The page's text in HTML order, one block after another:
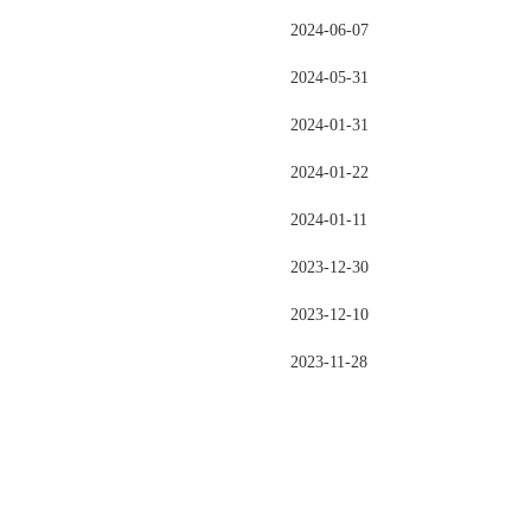
2024-06-07
2024-05-31
2024-01-31
2024-01-22
2024-01-11
2023-12-30
2023-12-10
2023-11-28